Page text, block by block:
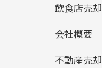
飲食店売却
会社概要
不動産売却